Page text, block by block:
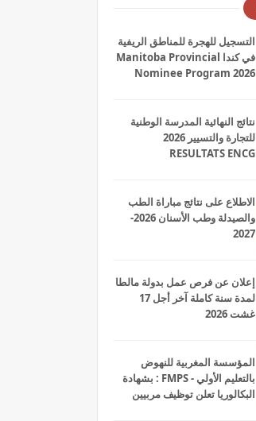
التسجيل للهجرة للمناطق الريفية
في كندا Manitoba Provincial
Nominee Program 2026
نتائج النهائية المدرسة الوطنية
للتجارة والتسيير 2026
RESULTATS ENCG
الاطلاع على نتائج مباراة الطب
والصيدلة وطب الأسنان 2026-
2027
إعلان عن فرص عمل بدولة مالطا
لمدة سنة كاملة آخر أجل 17
غشت 2026
المؤسسة المغربية للنهوض
بالتعليم الأولي - FMPS : بشهادة
البكالوريا تعلن توظيف مربيين